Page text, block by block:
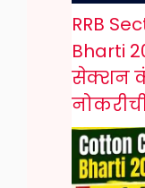
RRB
Bharti
सेक्शन